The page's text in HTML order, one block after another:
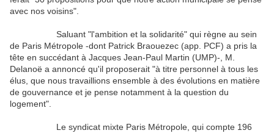
avec nos voisins".
Saluant "l'ambition et la solidarité" qui règne au sein
de Paris Métropole -dont Patrick Braouezec (app. PCF) a pris la
tête en succédant à Jacques Jean-Paul Martin (UMP)-, M.
Delanoë a annoncé qu'il proposerait "à titre personnel à tous les
élus, que nous travaillions ensemble à des évolutions en matière
de gouvernance et je pense notamment à la question du
logement".
Le syndicat mixte Paris Métropole, qui compte 196